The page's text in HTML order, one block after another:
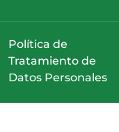
Política de
Tratamiento de
Datos Personales